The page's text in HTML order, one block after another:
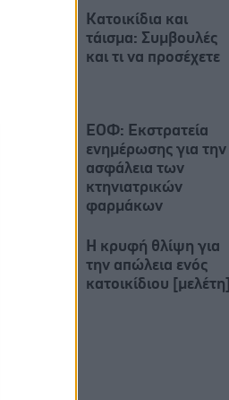
Κατοικίδια και
τάισμα: Συμβουλές
και τι να προσέχετε
ΕΟΦ: Εκστρατεία
ενημέρωσης για την
ασφάλεια των
κτηνιατρικών
φαρμάκων
Η κρυφή θλίψη για
την απώλεια ενός
κατοικίδιου [μελέτη]